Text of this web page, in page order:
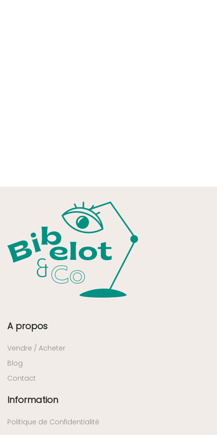
A propos
Vendre / Acheter
Blog
Contact
Information
Politique de Confidentialité